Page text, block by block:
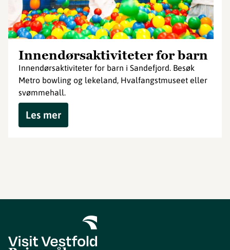
Innendørsaktiviteter for barn
Innendørsaktiviteter for barn i Sandefjord. Besøk
Metro bowling og lekeland, Hvalfangstmuseet eller
svømmehall.
Les mer